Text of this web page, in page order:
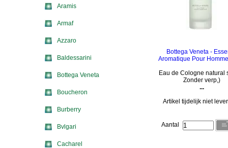
Aramis
Armaf
Azzaro
Baldessarini
Bottega Veneta
Boucheron
Burberry
Bvlgari
Cacharel
Bottega Veneta -
Aromatique Pour
Eau de Cologne natural
Zonder verp,)
...
Artikel tijdelijk niet
Aantal